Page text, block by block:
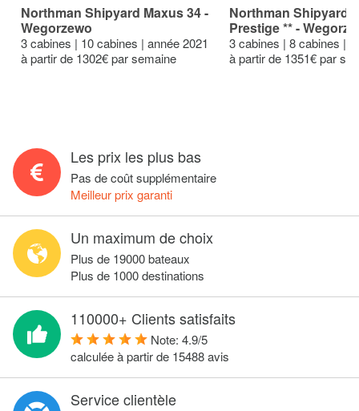
Northman Shipyard Maxus 34 -
Wegorzewo
3 cabines | 10 cabines | année 2021
à partir de 1302€ par semaine
Northman Shipyard
Prestige ** -
3 cabines | 8 cabines |
à partir de 1351€ par
Les prix les plus bas
Pas de coût supplémentaire
Meilleur prix garanti
Un maximum de choix
Plus de 19000 bateaux
Plus de 1000 destinations
110000+ Clients satisfaits
Note: 4.9/5
calculée à partir de 15488avis
Service clientèle